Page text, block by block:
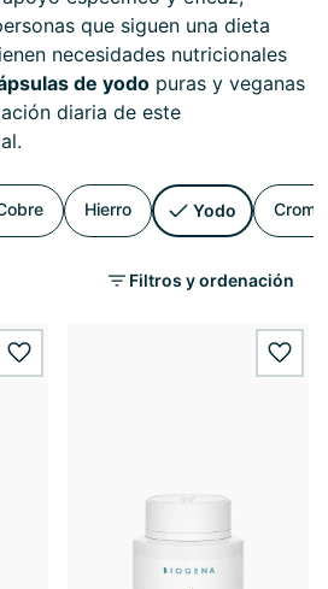
que siguen una dieta
necesidades nutricionales
de yodo puras y veganas
diaria de este
Hierro Yodo Cromo
Filtros y ordenación
wishlist.add